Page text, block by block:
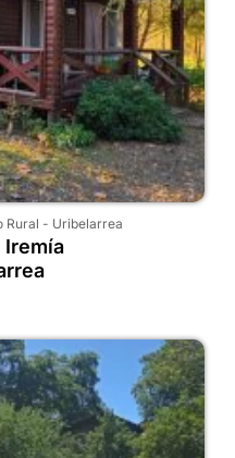
Rural - Uribelarrea
Iremía